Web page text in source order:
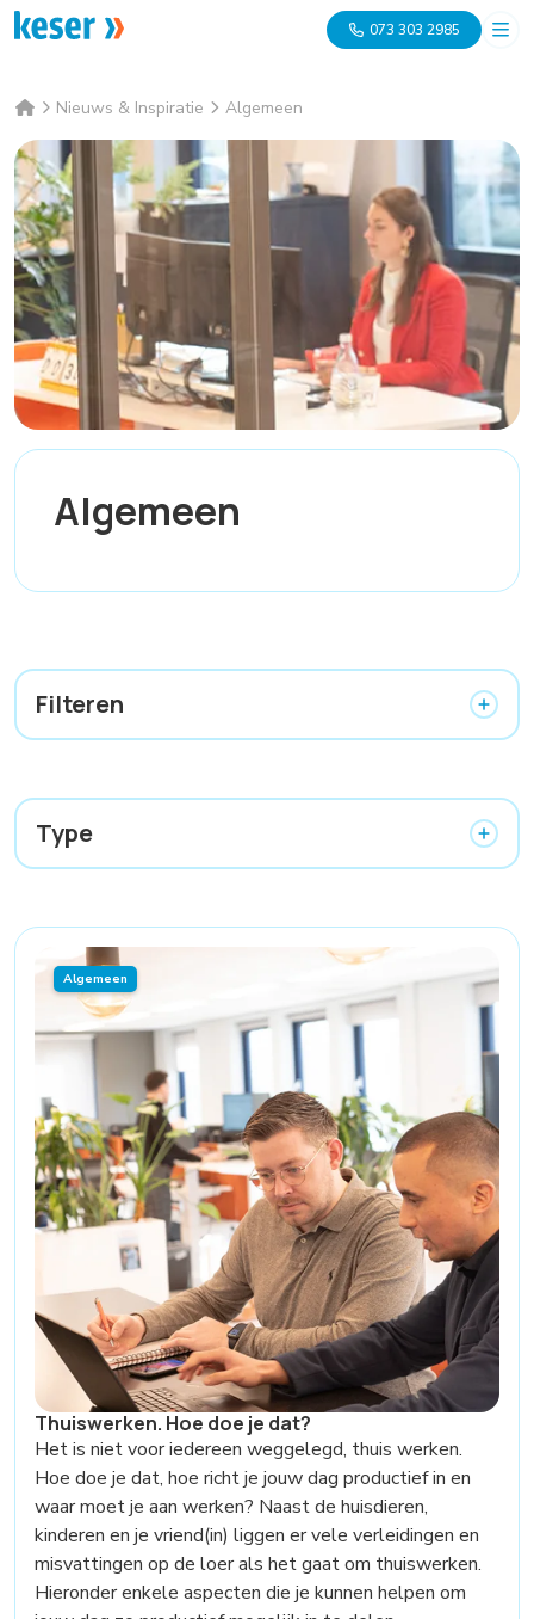
073 303 2985
Nieuws & Inspiratie Algemeen
Algemeen
Algemeen
Thuiswerken. Hoe doe je dat?
Het is niet voor iedereen weggelegd, thuis werken.
Hoe doe je dat, hoe richt je jouw dag productief in en
waar moet je aan werken? Naast de huisdieren,
kinderen en je vriend(in) liggen er vele verleidingen en
misvattingen op de loer als het gaat om thuiswerken.
Hieronder enkele aspecten die je kunnen helpen om
Filteren
Type